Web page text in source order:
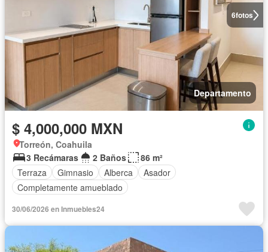
6fotos
Departamento
$ 4,000,000 MXN
Torreón, Coahuila
3 Recámaras
2 Baños
86 m²
Terraza
Gimnasio Alberca
Asador
Completamente amueblado
30/06/2026 en Inmuebles24